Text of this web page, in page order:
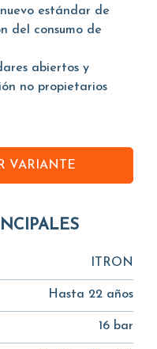
estándar de
del consumo de
abiertos y
no propietarios
VARIANTE
ITRON
Hasta 22 años
16 bar